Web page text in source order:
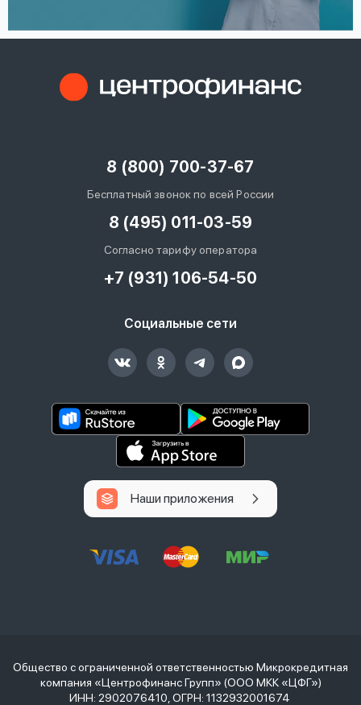
8 (800) 700-37-67
Бесплатный звонок по всей России
8 (495) 011-03-59
Согласно тарифу оператора
+7 (931) 106-54-50
Социальные сети
Наши приложения
Общество с ограниченной ответственностью Микрокредитная
компания «Центрофинанс Групп» (ООО МКК «ЦФГ»)
ИНН: 2902076410, ОГРН: 1132932001674